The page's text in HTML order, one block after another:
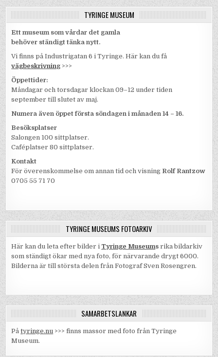
TYRINGE MUSEUM
Ett museum som vårdar det gamla
behöver ständigt tänka nytt.
Vi finns på Industrigatan 6 i Tyringe. Här kan du få
vägbeskrivning >>>
Öppettider:
Måndagar och torsdagar klockan 09–12 under tiden
september till slutet av maj.
Numera även öppet första söndagen i månaden 14 – 16.
Besöksplatser
Salongen 100 sittplatser.
Caféplatser 80 sittplatser.
Kontakt
För överenskommelse om annan tid och visning Rolf Rantzow
0705 55 71 70
TYRINGE MUSEUMS FOTOARKIV
Här kan du leta efter bilder i Tyringe Museums rika bildarkiv
som ständigt ökar med nya foto, för närvarande drygt 6000.
Bilderna är till största delen från Fotograf Sven Rosengren.
SAMARBETSLÄNKAR
Påtyringe.nu >>> finns massor med foto från Tyringe
Museum.